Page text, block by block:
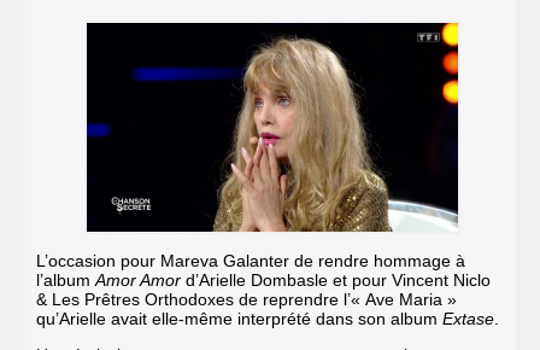
L’occasion pour Mareva Galanter de rendre hommage à
l’albumAmor Amor d’Arielle Dombasle et pour Vincent Niclo
& Les Prêtres Orthodoxes de reprendre l’« Ave Maria »
qu’Arielle avait elle-même interprété dans son album Extase.